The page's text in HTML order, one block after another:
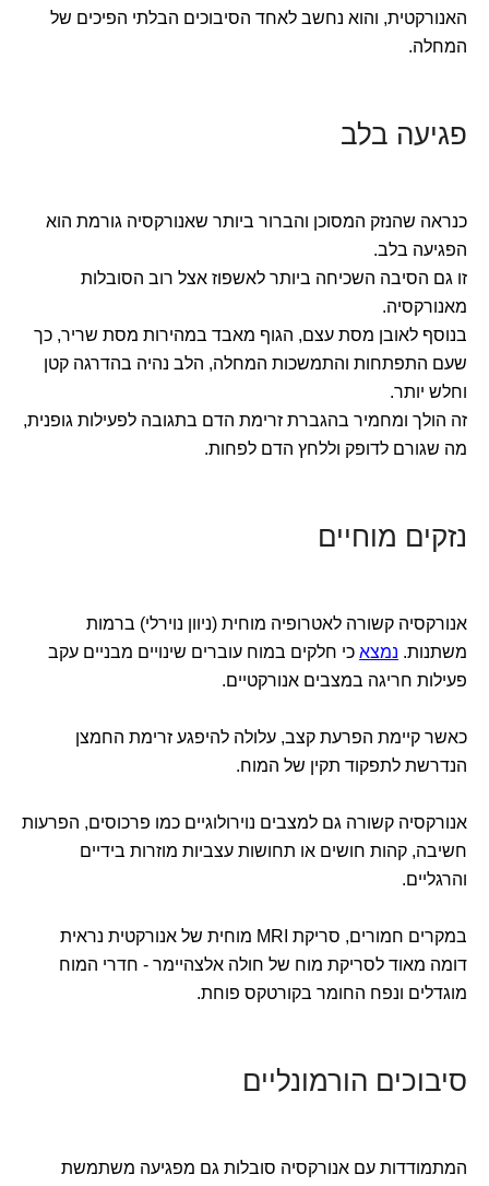
האנורקטית, והוא נחשב לאחד הסיבוכים הבלתי הפיכים של
המחלה.
פגיעה בלב
כנראה שהנזק המסוכן והברור ביותר שאנורקסיה גורמת הוא
הפגיעה בלב.
זו גם הסיבה השכיחה ביותר לאשפוז אצל רוב הסובלות
מאנורקסיה.
בנוסף לאובן מסת עצם, הגוף מאבד במהירות מסת שריר, כך
שעם התפתחות והתמשכות המחלה, הלב נהיה בהדרגה קטן
וחלש יותר.
זה הולך ומחמיר בהגברת זרימת הדם בתגובה לפעילות גופנית,
מה שגורם לדופק וללחץ הדם לפחות.
נזקים מוחיים
אנורקסיה קשורה לאטרופיה מוחית (ניוון נוירלי) ברמות
משתנות. נמצא כי חלקים במוח עוברים שינויים מבניים עקב
פעילות חריגה במצבים אנורקטיים.
כאשר קיימת הפרעת קצב, עלולה להיפגע זרימת החמצן
הנדרשת לתפקוד תקין של המוח.
אנורקסיה קשורה גם למצבים נוירולוגיים כמו פרכוסים, הפרעות
חשיבה, קהות חושים או תחושות עצביות מוזרות בידיים
והרגליים.
במקרים חמורים, סריקת MRI מוחית של אנורקטית נראית
דומה מאוד לסריקת מוח של חולה אלצהיימר - חדרי המוח
מוגדלים ונפח החומר בקורטקס פוחת.
סיבוכים הורמונליים
המתמודדות עם אנורקסיה סובלות גם מפגיעה משתמשת